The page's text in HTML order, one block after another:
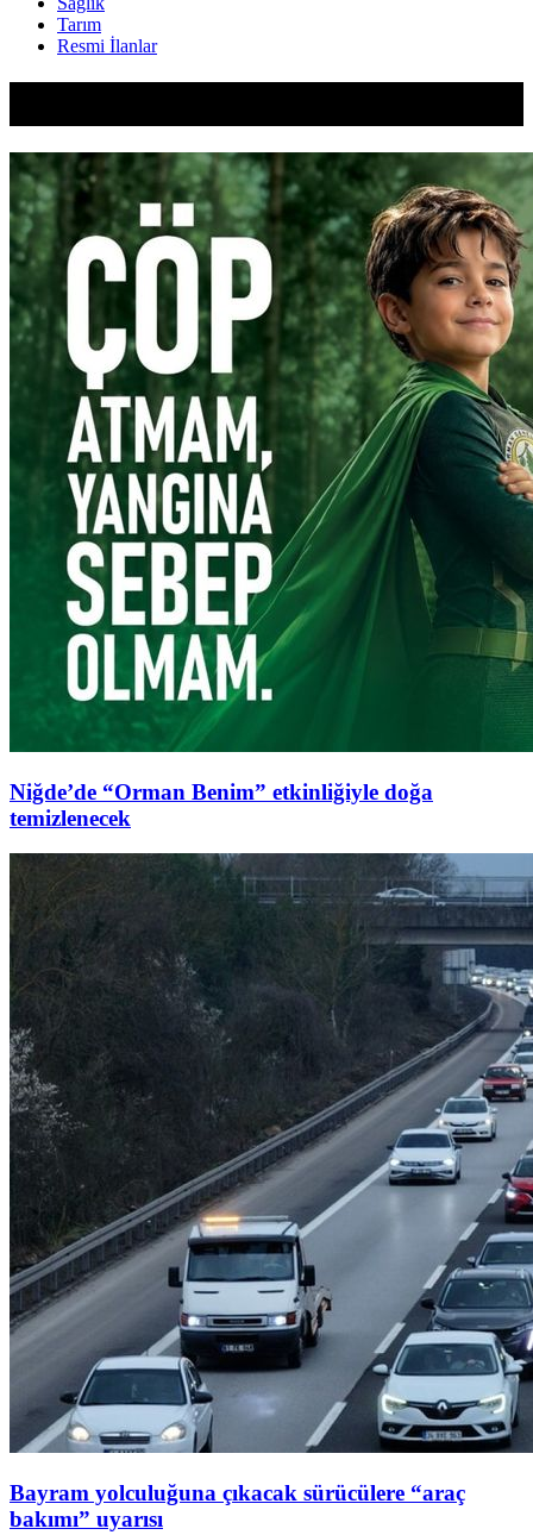
Tarım
Resmi İlanlar
Niğde’de “Orman Benim” etkinliğiyle doğa
temizlenecek
Bayram yolculuğuna çıkacak sürücülere “araç
bakımı” uyarısı